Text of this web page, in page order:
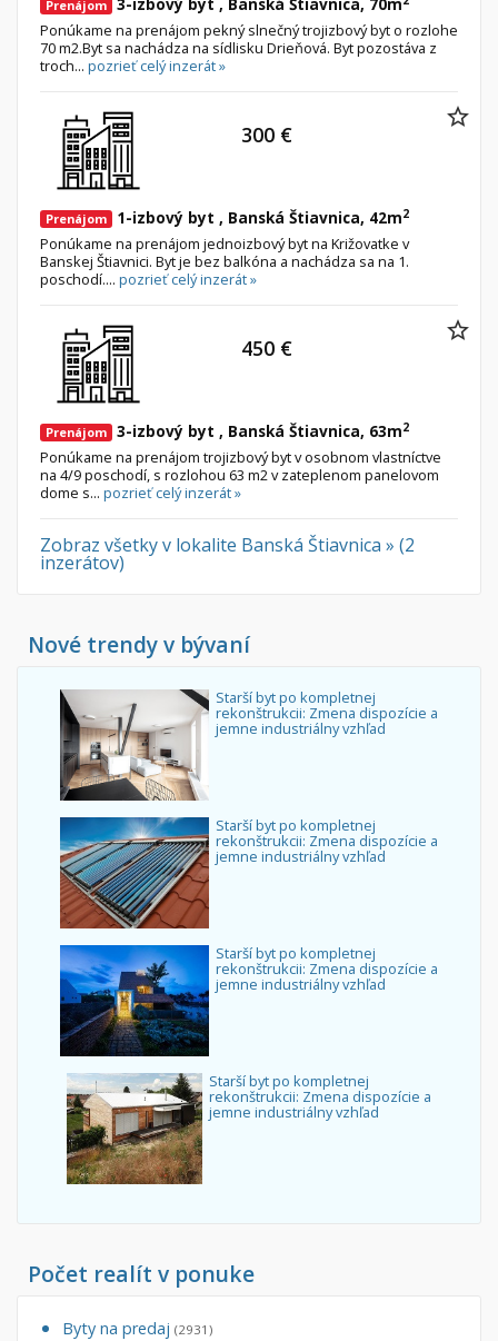
Prenájom
Ponúkame na prenájom pekný slnečný trojizbový byt o rozlohe
70 m2.Byt sa nachádza na sídlisku Drieňová. Byt pozostáva z
troch... pozrieť celý inzerát »
Prenájom 1-izbový byt , Banská Štiavnica, 42m2
Ponúkame na prenájom jednoizbový byt na Križovatke v
Banskej Štiavnici. Byt je bez balkóna a nachádza sa na 1.
poschodí.... pozrieť celý inzerát »
300 €
Prenájom 3-izbový byt , Banská Štiavnica, 63m2
Ponúkame na prenájom trojizbový byt v osobnom vlastníctve
na 4/9 poschodí, s rozlohou 63 m2 v zateplenom panelovom
dome s... pozrieť celý inzerát »
450 €
Zobraz všetky v lokalite Banská Štiavnica » (2
inzerátov)
Nové trendy v bývaní
Starší byt po kompletnej
rekonštrukcii: Zmena dispozície a
jemne industriálny vzhľad
Starší byt po kompletnej
rekonštrukcii: Zmena dispozície a
jemne industriálny vzhľad
Starší byt po kompletnej
rekonštrukcii: Zmena dispozície a
jemne industriálny vzhľad
Starší byt po kompletnej
rekonštrukcii: Zmena dispozície a
jemne industriálny vzhľad
Počet realít v ponuke
Byty na predaj (2931)